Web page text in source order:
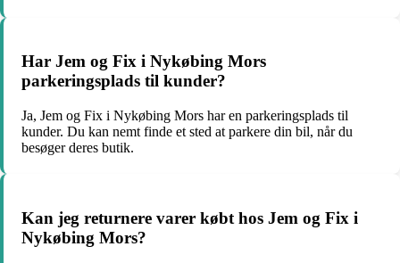
Har Jem og Fix i Nykøbing Mors
parkeringsplads til kunder?
Ja, Jem og Fix i Nykøbing Mors har en parkeringsplads til
kunder. Du kan nemt finde et sted at parkere din bil, når du
besøger deres butik.
Kan jeg returnere varer købt hos Jem og Fix i
Nykøbing Mors?